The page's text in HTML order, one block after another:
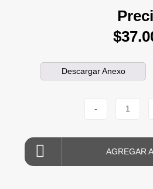
Descargar Anexo
- 1
AGREGAR